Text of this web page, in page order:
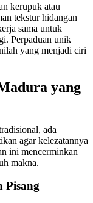
kerupuk atau
tekstur hidangan
sama untuk
Perpaduan unik
yang menjadi ciri
yang
ada
agar kelezatannya
ini mencerminkan
makna.
Pisang